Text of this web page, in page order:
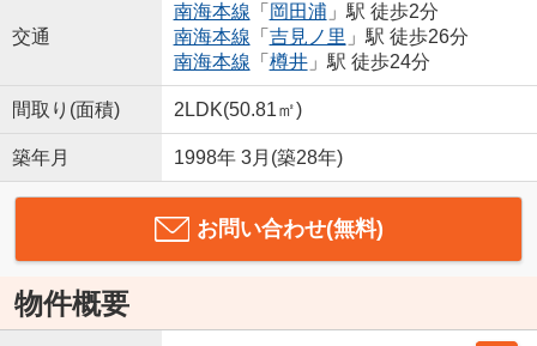
交通
南海本線 「 岡田浦 」駅 徒歩2分
南海本線 「 吉見ノ里 」駅 徒歩26分
南海本線 「 樽井」駅 徒歩24分
間取り(面積) 2LDK(50.81㎡)
築年月 1998年 3月(築28年)
お問い合わせ(無料)
物件概要